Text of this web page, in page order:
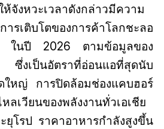
จังหวะเวลาดังกล่าวมีความ
เติบโตของการค้าโลกชะลอ
ในปี 2026 ตามข้อมูลของ
ซึ่งเป็นอัตราที่อ่อนแอที่สุดนับ
ใหญ่ การปิดล้อมช่องแคบฮอร์
ลเวียนของพลังงานทั่วเอเชีย
ยุโรป ราคาอาหารกำลังสูงขึ้น